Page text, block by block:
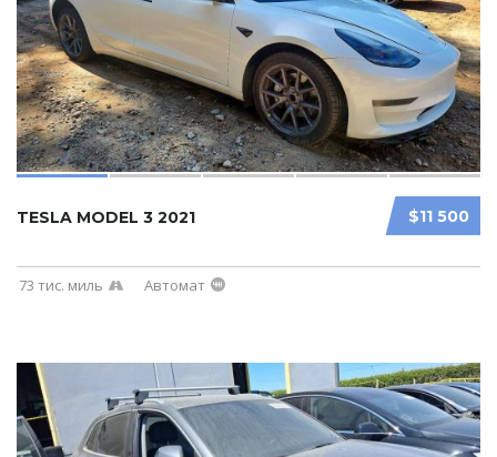
$11 500
TESLA MODEL 3 2021
73 тис. миль Автомат